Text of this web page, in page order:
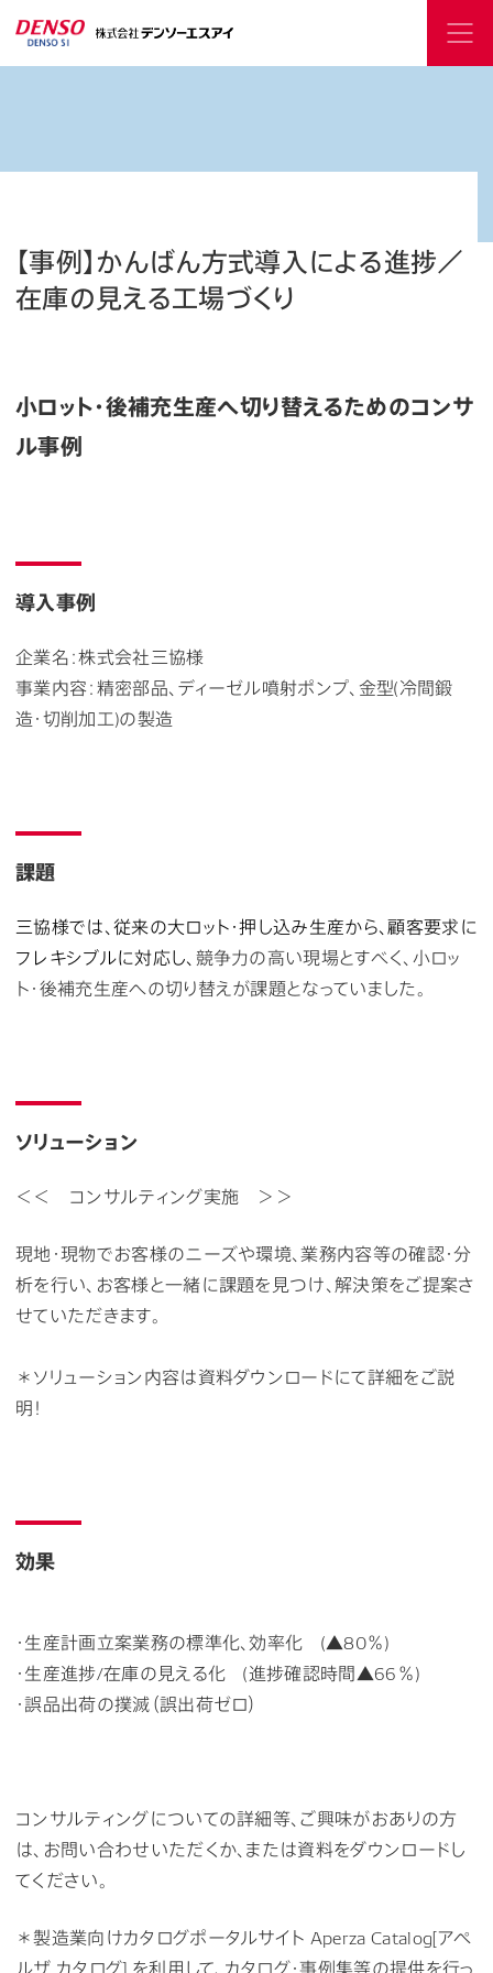
【事例】かんばん方式導入による進捗／
在庫の見える工場づくり
小ロット・後補充生産へ切り替えるためのコンサ
ル事例
導入事例
企業名：株式会社三協様
事業内容：精密部品、ディーゼル噴射ポンプ、金型(冷間鍛
造・切削加工)の製造
課題
三協様では、従来の大ロット・押し込み生産から、顧客要求に
フレキシブルに対応し、 競争力の高い現場とすべく、小ロッ
ト・後補充生産への切り替えが課題となっていました。
ソリューション
＜＜ コンサルティング実施 ＞＞
現地・現物でお客様のニーズや環境、業務内容等の確認・分
析を行い、お客様と一緒に課題を見つけ、解決策をご提案さ
せていただきます。
＊ソリューション内容は資料ダウンロードにて詳細をご説
明！
効果
・生産計画立案業務の標準化、効率化 (▲80％)
・生産進捗/在庫の見える化 (進捗確認時間▲66％)
・誤品出荷の撲滅（誤出荷ゼロ）
コンサルティングについての詳細等、ご興味がおありの方
は、お問い合わせいただくか、または資料をダウンロードし
てください。
＊製造業向けカタログポータルサイト Aperza Catalog[アペ
ルザ カタログ] を利用して、カタログ・事例集等の提供を行っ